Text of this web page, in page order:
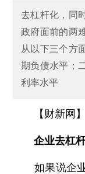
去杠杆化，同
政府面前的两
从以下三个方
期负债水平；
利率水平
【财新网
企业去杠
如果说企业